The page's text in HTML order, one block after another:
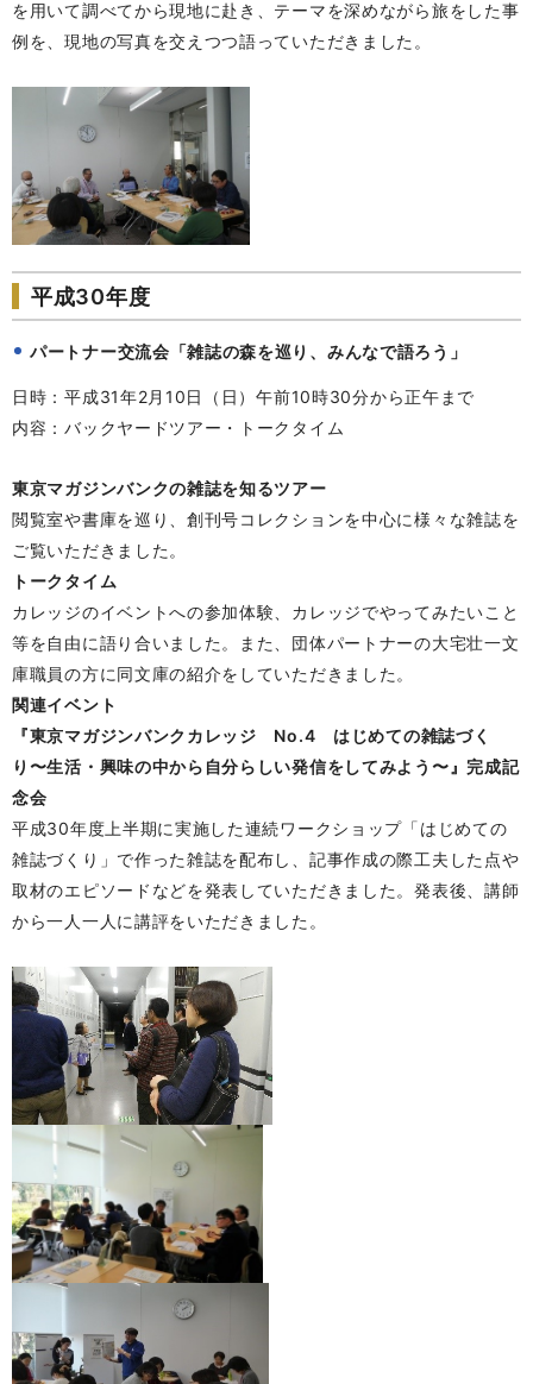
を用いて調べてから現地に赴き、テーマを深めながら旅をした事
例を、現地の写真を交えつつ語っていただきました。
平成30年度
パートナー交流会「雑誌の森を巡り、みんなで語ろう」
日時：平成31年2月10日（日）午前10時30分から正午まで
内容：バックヤードツアー・トークタイム
東京マガジンバンクの雑誌を知るツアー
閲覧室や書庫を巡り、創刊号コレクションを中心に様々な雑誌を
ご覧いただきました。
トークタイム
カレッジのイベントへの参加体験、カレッジでやってみたいこと
等を自由に語り合いました。また、団体パートナーの大宅壮一文
庫職員の方に同文庫の紹介をしていただきました。
関連イベント
『東京マガジンバンクカレッジ No.4 はじめての雑誌づく
り〜生活・興味の中から自分らしい発信をしてみよう〜』完成記
念会
平成30年度上半期に実施した連続ワークショップ「はじめての
雑誌づくり」で作った雑誌を配布し、記事作成の際工夫した点や
取材のエピソードなどを発表していただきました。発表後、講師
から一人一人に講評をいただきました。